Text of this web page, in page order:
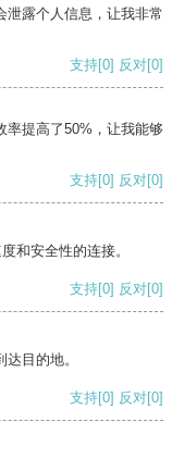
泄露个人信息，让我非常
支持[0] 反对[0]
率提高了50%，让我能够
支持[0] 反对[0]
和安全性的连接。
支持[0] 反对[0]
目的地。
支持[0] 反对[0]